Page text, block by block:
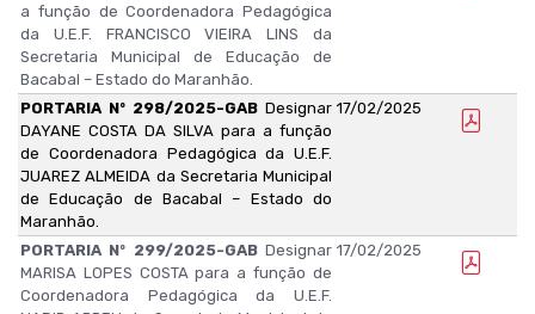
a função de Coordenadora Pedagógica
da U.E.F. FRANCISCO VIEIRA LINS da
Secretaria Municipal de Educação de
Bacabal – Estado do Maranhão.
PORTARIA Nº 298/2025-GAB Designar
DAYANE COSTA DA SILVA para a função
de Coordenadora Pedagógica da U.E.F.
JUAREZ ALMEIDA da Secretaria Municipal
de Educação de Bacabal – Estado do
Maranhão.
17/02/2025
PORTARIA Nº 299/2025-GAB Designar
MARISA LOPES COSTA para a função de
Coordenadora Pedagógica da U.E.F.
17/02/2025